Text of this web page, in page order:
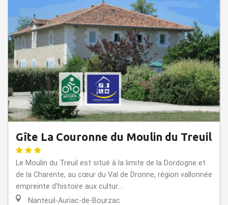
Gîte La Couronne du Moulin du Treuil
Le Moulin du Treuil est situé à la limite de la Dordogne et
de la Charente, au cœur du Val de Dronne, région vallonnée
empreinte d'histoire aux cultur...
Nanteuil-Auriac-de-Bourzac